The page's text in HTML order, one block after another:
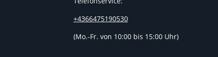
+4366475190530
(Mo.-Fr. von 10:00 bis 15:00 Uhr)